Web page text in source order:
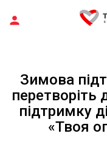
Зимова
підтримку
«Твоя